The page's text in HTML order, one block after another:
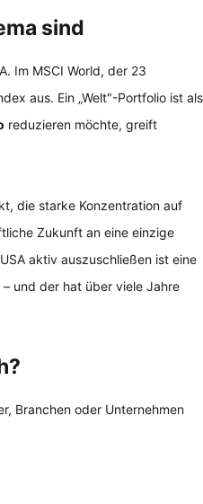
sind
Im MSCI World, der 23
aus. Ein „Welt"-Portfolio ist
reduzieren möchte, greift
die starke Konzentration auf
Zukunft an eine einzige
aktiv auszuschließen ist eine
– und der hat über viele Jahre
Branchen oder Unternehmen